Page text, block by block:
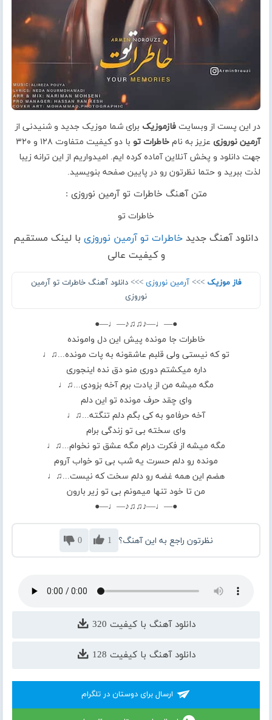
در این پست از وبسایتفازموزیک برای شما موزیک جدید و شنیدنی از
آرمین نوروزی عزیز به نامخاطرات تو
با دو کیفیت متفاوت ۱۲۸ و ۳۲۰
جهت دانلود و پخش آنلاین آماده کرده ایم. امیدواریم از این ترانه زیبا
لذت ببرید و حتما نظرتون رو در پایین صفحه بنویسید.
متن آهنگ خاطرات تو آرمین نوروزی :
خاطرات تو
دانلود آهنگ جدید خاطرات تو آرمین نوروزی با لینک مستقیم
و کیفیت عالی
فاز موزیک >>>آرمین نوروزی >>> دانلود آهنگ خاطرات تو آرمین
نوروزی
●—♩—♪♫♫♪—♩—●
خاطرات جا مونده پیش این دل وامونده
تو که نیستی ولی قلبم عاشقونه به پات مونده...♫♩
داره میکشتم دوری منو دق نده اینجوری
مگه میشه من از یادت برم آخه بزودی...♫♩
وای چقد حرف مونده تو این دلم
آخه حرفامو به کی بگم دلم تنگته...♫♩
وای سخته بی تو زندگی برام
مگه میشه از فکرت درام مگه عشق تو نخوام...♫♩
مونده رو دلم حسرت یه شب بی تو خواب آروم
هضم این همه غضه رو دلم سخت که نیست...♫♩
من تا خود تنها میمونم بی تو زیر بارون
●—♩—♪♫♫♪—♩—●
نظرتون راجع به این آهنگ؟ 1
0
دانلود آهنگ با کیفیت 320
دانلود آهنگ با کیفیت 128
ارسال برای دوستان در تلگرام